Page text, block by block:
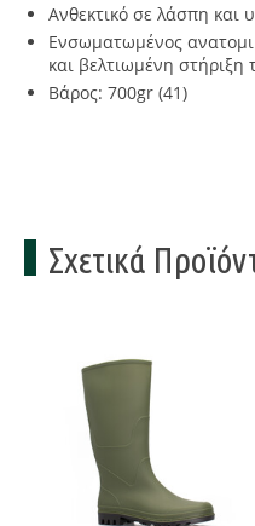
Ανθεκτικό σε λάσπη και
Ενσωματωμένος
και βελτιωμένη στήριξη
Βάρος: 700gr (41)
Σχετικά